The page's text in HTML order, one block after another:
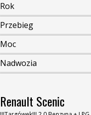
Rok
Przebieg
Moc
Nadwozia
Renault Scenic